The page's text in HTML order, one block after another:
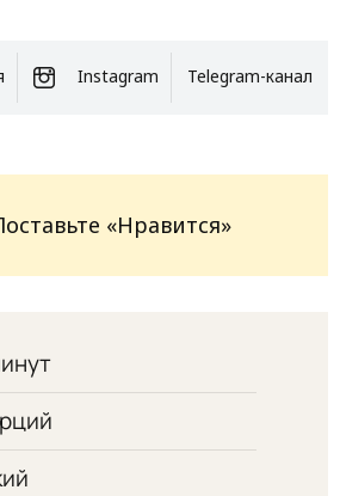
Instagram Telegram-канал
«Нравится»